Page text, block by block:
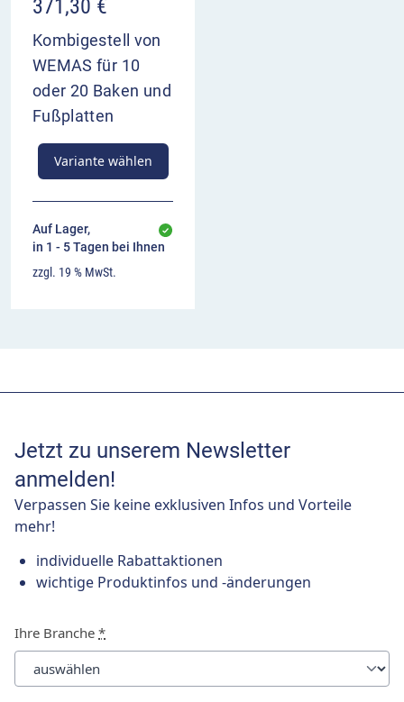
371,30 €
Kombigestell von
WEMAS für 10
oder 20 Baken und
Fußplatten
Variante wählen
Auf Lager,
in 1 - 5 Tagen bei Ihnen
zzgl. 19 % MwSt.
Jetzt zu unserem Newsletter
anmelden!
Verpassen Sie keine exklusiven Infos und Vorteile
mehr!
individuelle Rabattaktionen
wichtige Produktinfos und -änderungen
Ihre Branche *